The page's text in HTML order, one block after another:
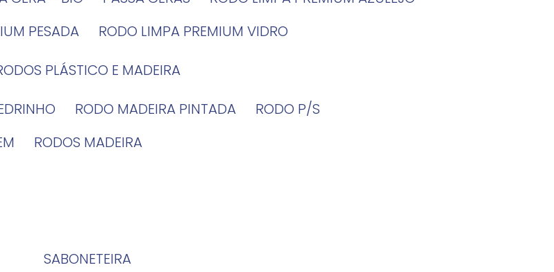
PESADA
RODO LIMPA PREMIUM VIDRO
RODOS PLÁSTICO E MADEIRA
RODO MADEIRA PINTADA
RODO P/S
RODOS MADEIRA
SABONETEIRA